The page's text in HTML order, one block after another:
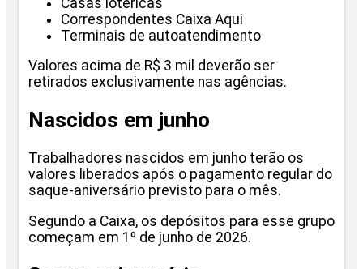
Correspondentes Caixa Aqui
Terminais de autoatendimento
Valores acima de R$ 3 mil deverão ser
retirados exclusivamente nas agências.
Nascidos em junho
Trabalhadores nascidos em junho terão os
valores liberados após o pagamento regular do
saque-aniversário previsto para o mês.
Segundo a Caixa, os depósitos para esse grupo
começam em 1º de junho de 2026.